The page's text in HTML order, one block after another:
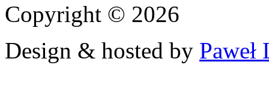
Copyright © 2026
Design & hosted by